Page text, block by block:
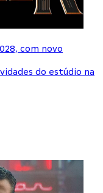
com novo
do estúdio na